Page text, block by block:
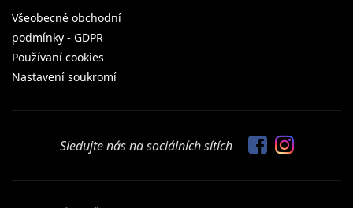
Všeobecné obchodní
podmínky - GDPR
Používaní cookies
Nastavení soukromí
Sledujte nás na sociálních sítích